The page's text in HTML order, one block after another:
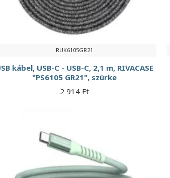
RUK6105GR21
kábel, USB-C - USB-C, 2,1 m, RIVACASE
"PS6105 GR21", szürke
2 914 Ft